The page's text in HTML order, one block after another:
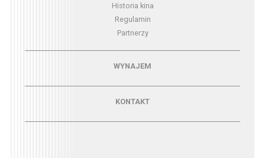
Historia kina
Regulamin
Partnerzy
Menu - wynajemWYNAJEM
KONTAKT